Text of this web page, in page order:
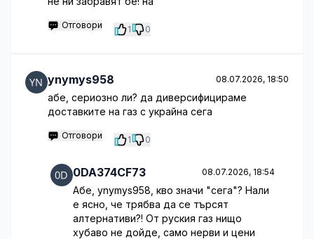
Отговори 1 0
ynymys958 08.07.2026, 18:50
абе, сериозно ли? да диверсифицираме
доставките на газ с украйна сега
Отговори 1 0
0DA374CF73 08.07.2026, 18:54
Абе, ynymys958, кво значи "сега"? Нали
е ясно, че трябва да се търсят
алтернативи?! От руския газ нищо
хубаво не дойде, само нерви и цени